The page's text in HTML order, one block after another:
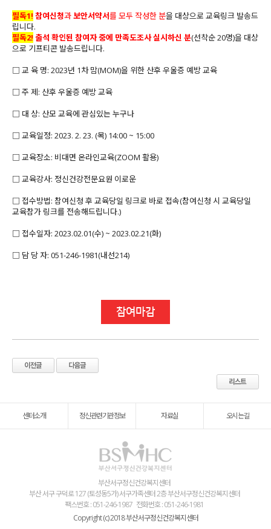
필독1! 참여신청과보안서약서를 모두 작성한 분을 대상으로 교육링크 발송드
립니다.
필독2! 출석 확인된 참여자 중에 만족도조사 실시하신 분(선착순 20명)을 대상
으로 기프티콘 발송드립니다.
□ 교 육 명: 2023년 1차 맘(MOM)을 위한 산후 우울증 예방 교육
□ 주 제: 산후 우울증 예방 교육
□ 대 상: 산모 교육에 관심있는 누구나
□ 교육일정: 2023. 2. 23. (목) 14:00 ~ 15:00
□ 교육장소: 비대면 온라인교육(ZOOM 활용)
□ 교육강사: 정신건강전문요원 이로운
□ 접수방법: 참여신청 후 교육당일 링크로 바로 접속(참여신청 시 교육당일
교육참가 링크를 전송해드립니다.)
□ 접수일자: 2023.02.01(수) ~ 2023.02.21(화)
□ 담 당 자: 051-246-1981(내선214)
참여마감
센터소개 정신관련기관정보 자료실 오시는길
부산서구정신건강복지센터
부산 서구 구덕로 127 (토성동5가) 서구가족센터 2층 부산서구정신건강복지센터
팩스번호 : 051-246-1987 전화번호 : 051-246-1981
Copyright (c) 2018 부산서구정신건강복지센터